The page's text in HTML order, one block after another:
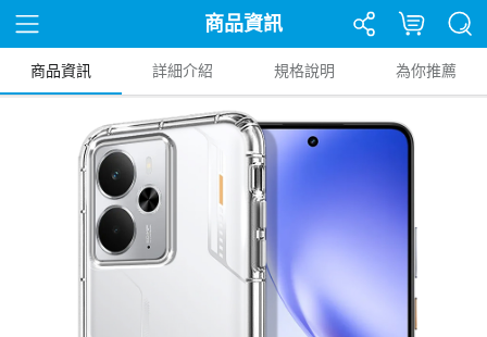
商品資訊
商品資訊 詳細介紹 規格說明 為你推薦